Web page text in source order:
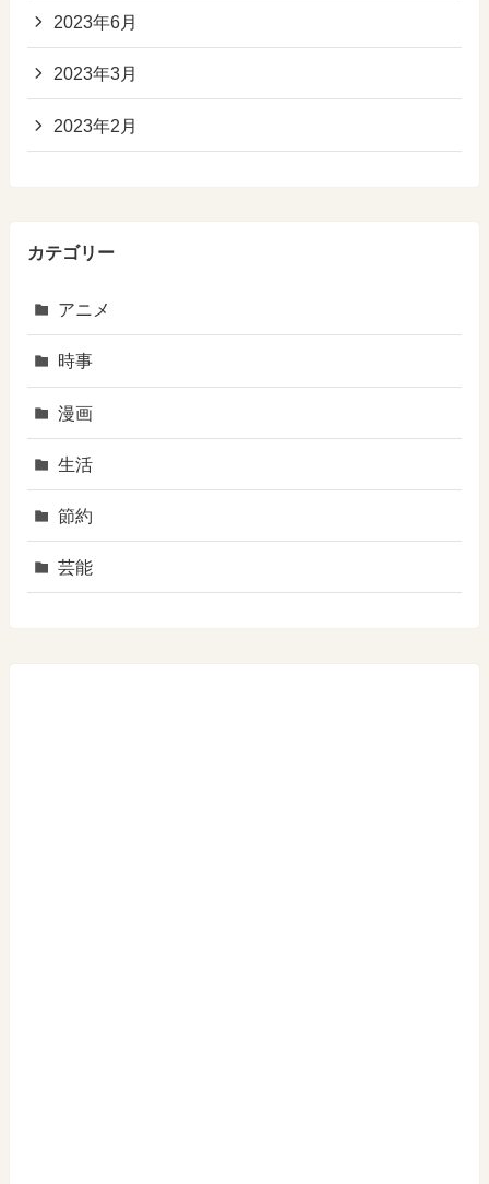
2023年6月
2023年3月
2023年2月
カテゴリー
アニメ
時事
漫画
生活
節約
芸能